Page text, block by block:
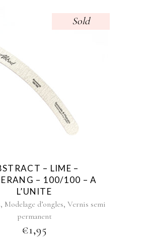
Sold
– LIME –
– 100/100 – A
L’UNITE
, Modelage d’ongles, Vernis semi
permanent
€1,95